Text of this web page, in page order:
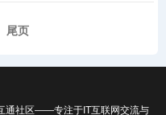
尾页️
通社区——专注于IT互联网交流与